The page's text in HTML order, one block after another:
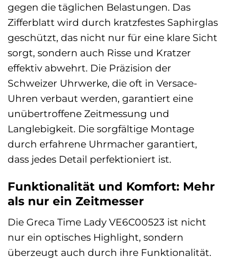
gegen die täglichen Belastungen. Das
Zifferblatt wird durch kratzfestes Saphirglas
geschützt, das nicht nur für eine klare Sicht
sorgt, sondern auch Risse und Kratzer
effektiv abwehrt. Die Präzision der
Schweizer Uhrwerke, die oft in Versace-
Uhren verbaut werden, garantiert eine
unübertroffene Zeitmessung und
Langlebigkeit. Die sorgfältige Montage
durch erfahrene Uhrmacher garantiert,
dass jedes Detail perfektioniert ist.
Funktionalität und Komfort: Mehr
als nur ein Zeitmesser
Die Greca Time Lady VE6C00523 ist nicht
nur ein optisches Highlight, sondern
überzeugt auch durch ihre Funktionalität.